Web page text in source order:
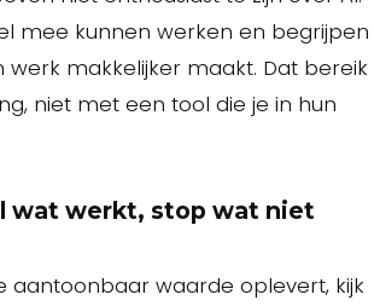
mee kunnen werken en begrijpen
makkelijker maakt. Dat bereik
niet met een tool die je in hun
wat werkt, stop wat niet
aantoonbaar waarde oplevert, kijk